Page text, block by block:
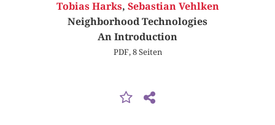
Tobias Harks, Sebastian Vehlken
Neighborhood Technologies
An Introduction
PDF, 8 Seiten